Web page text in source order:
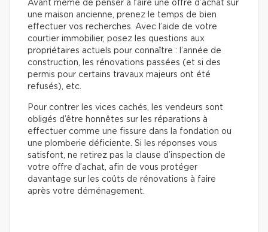
Avant même de penser à faire une offre d’achat sur
une maison ancienne, prenez le temps de bien
effectuer vos recherches. Avec l’aide de votre
courtier immobilier, posez les questions aux
propriétaires actuels pour connaître : l’année de
construction, les rénovations passées (et si des
permis pour certains travaux majeurs ont été
refusés), etc.
Pour contrer les vices cachés, les vendeurs sont
obligés d’être honnêtes sur les réparations à
effectuer comme une fissure dans la fondation ou
une plomberie déficiente. Si les réponses vous
satisfont, ne retirez pas la clause d’inspection de
votre offre d’achat, afin de vous protéger
davantage sur les coûts de rénovations à faire
après votre déménagement.